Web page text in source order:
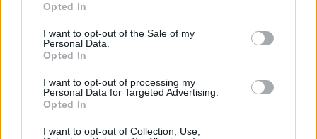
use your data for below specified purposes in below Google
consent section.
Opted In
I want to opt-out of the Sale of my
Personal Data.
Opted In
I want to opt-out of processing my
Personal Data for Targeted Advertising.
Opted In
I want to opt-out of Collection, Use,